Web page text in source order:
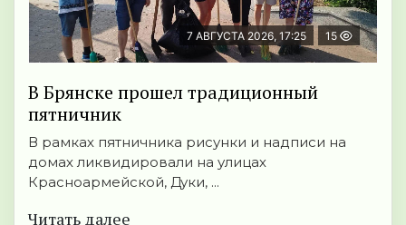
7 АВГУСТА 2026, 17:25 15
В Брянске прошел традиционный
пятничник
В рамках пятничника рисунки и надписи на
домах ликвидировали на улицах
Красноармейской, Дуки, ...
Читать далее